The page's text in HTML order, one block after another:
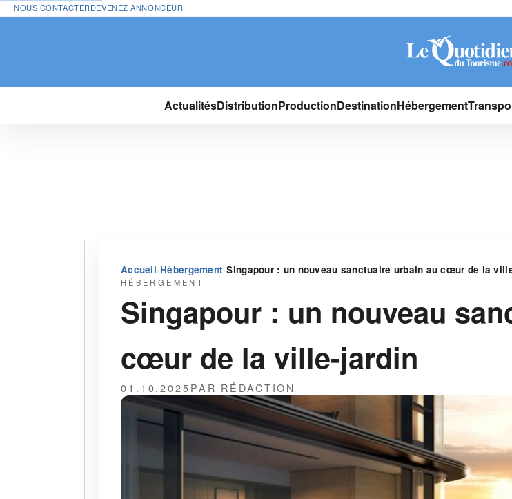
NOUS CONTACTERDEVENEZ ANNONCEUR
ActualitésDistributionProductionDestinationHébergement
Accueil›Hébergement›Singapour : un nouveau sanctuaire urbain au cœur de la
HÉBERGEMENT
Singapour : un nouveau
cœur de la ville-jardin
01.10.2025PAR RÉDACTION